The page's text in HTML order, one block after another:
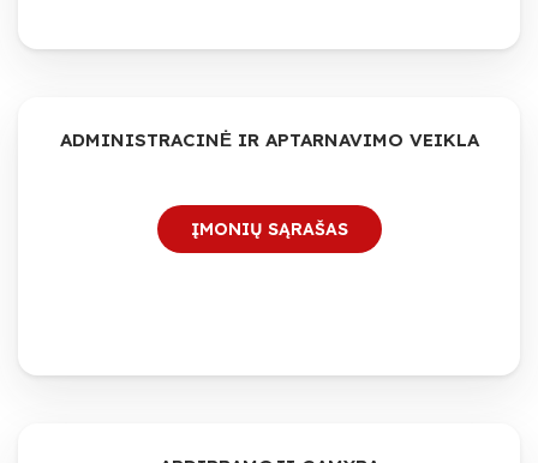
ADMINISTRACINĖ IR APTARNAVIMO VEIKLA
ĮMONIŲ SĄRAŠAS